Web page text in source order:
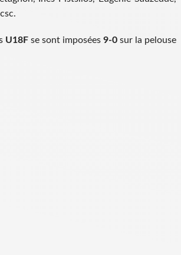
U18F se sont imposées 9-0 sur la pelouse